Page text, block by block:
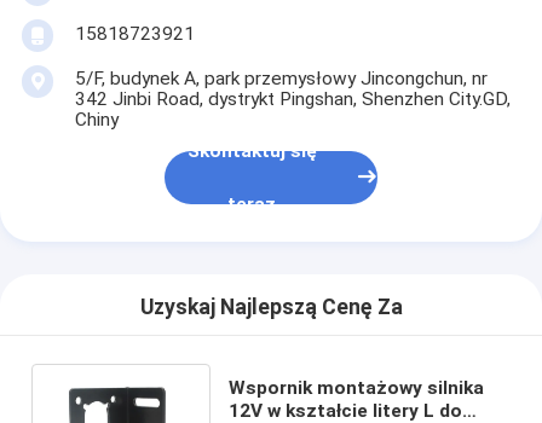
15818723921
5/F, budynek A, park przemysłowy Jincongchun, nr
342 Jinbi Road, dystrykt Pingshan, Shenzhen City.GD,
Chiny
Skontaktuj się
teraz
Uzyskaj Najlepszą Cenę Za
Wspornik montażowy silnika
12V w kształcie litery L do